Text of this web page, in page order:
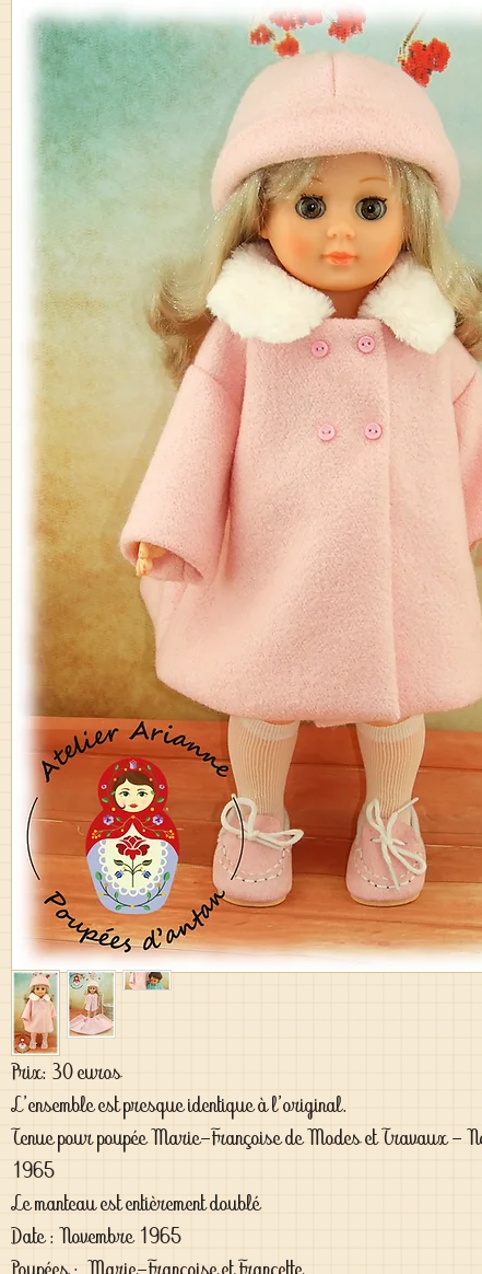
Prix: 30 euros
L'ensemble est presque identique à l'original.
Tenue pour poupée Marie-Françoise de Modes et Travaux -
1965
Le manteau est entièrement doublé
Date : Novembre 1965